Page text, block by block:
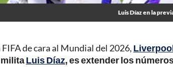
Luis Díaz en la
de cara al Mundial del 2026,
Luis Díaz, es extender los